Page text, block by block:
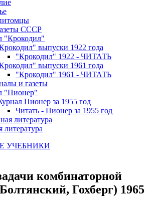
СССР
"Крокодил"
выпуски 1922 года
"Крокодил" 1922 - ЧИТАТЬ
выпуски 1961 года
"Крокодил" 1961 - ЧИТАТЬ
и газеты
"Пионер"
Пионер за 1955 год
Читать - Пионер за 1955 год
литература
литература
УЧЕБНИКИ
комбинаторной
Гохберг) 1965